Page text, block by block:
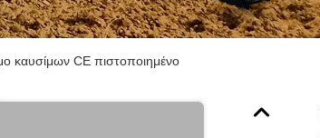
καυσίμων CE πιστοποιημένο